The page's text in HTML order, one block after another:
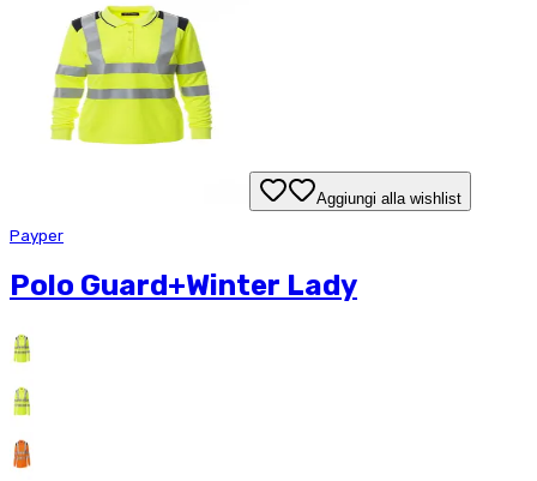
Aggiungi alla wishlist
Payper
Polo Guard+Winter Lady